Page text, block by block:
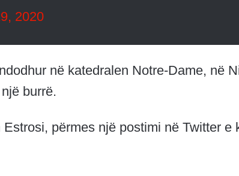
2020
në katedralen Notre-Dame, në
burrë.
përmes një postimi në Twitter e